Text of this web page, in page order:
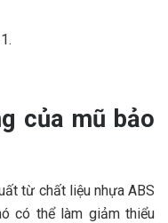
của mũ bảo
từ chất liệu nhựa ABS
có thể làm giảm thiểu